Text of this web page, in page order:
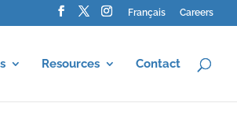
Français Careers
Resources Contact